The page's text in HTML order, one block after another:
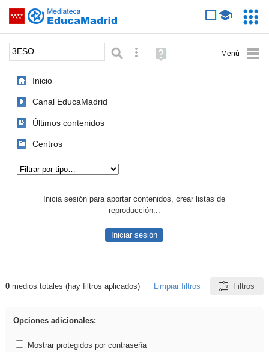
Saltar navegación
Palabra o frase: Búsqueda avanzada
Ayuda
(en
Inicio
Canal EducaMadrid
Últimos contenidos
Centros
Inicia sesión para aportar contenidos, crear listas de
reproducción...
Iniciar sesión
Resultados de: 3ESO
0medios totales (hay filtros aplicados) Limpiar filtros Filtros
Opciones adicionales:
Mostrar protegidos por contraseña